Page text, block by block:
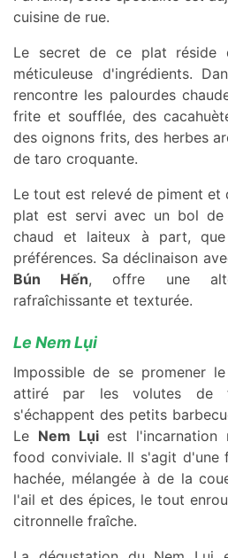
cuisine de rue.
Le secret de ce plat réside
méticuleuse d'ingrédients.
rencontre les palourdes
frite et soufflée, des
des oignons frits, des herbes
de taro croquante.
Le tout est relevé de piment et
plat est servi avec un bol de
chaud et laiteux à part,
préférences. Sa déclinaison
Bún Hến, offre une
rafraîchissante et texturée.
Le Nem Lụi
Impossible de se promener
attiré par les volutes de
s'échappent des petits
Le Nem Lụiest l'incarnation
food conviviale. Il s'agit d'une
hachée, mélangée à de la
l'ail et des épices, le tout
citronnelle fraîche.